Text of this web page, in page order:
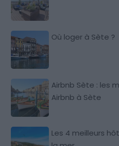
Où loger à Sète ?
Airbnb Sète : les
Airbnb à Sète
Les 4 meilleurs